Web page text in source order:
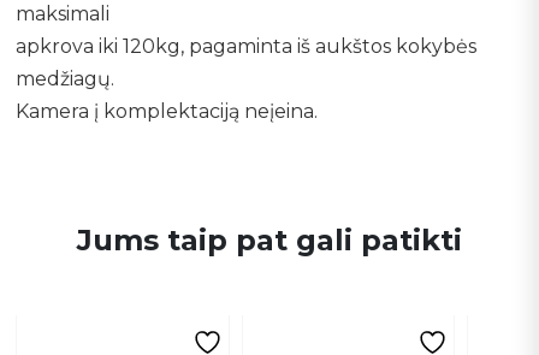
maksimali
apkrova iki 120kg, pagaminta iš aukštos kokybės
medžiagų.
Kamera į komplektaciją neįeina.
Jums taip pat gali patikti